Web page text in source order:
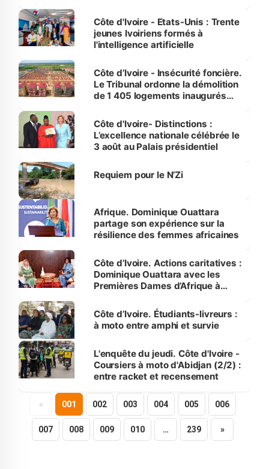
sur la scène internationale »
Côte d'Ivoire - Etats-Unis : Trente
jeunes Ivoiriens formés à
l'intelligence artificielle
Côte d’Ivoire - Insécurité foncière.
Le Tribunal ordonne la démolition
de 1 405 logements inaugurés
Bassam
Côte d'Ivoire- Distinctions :
L’excellence nationale célébrée le
3 août au Palais présidentiel
Requiem pour le N’Zi
Afrique. Dominique Ouattara
partage son expérience sur la
résilience des femmes africaines
Côte d’Ivoire. Actions caritatives :
Dominique Ouattara avec les
Premières Dames d’Afrique à
Côte d’Ivoire. Étudiants-livreurs :
à moto entre amphi et survie
L'enquête du jeudi. Côte d'Ivoire -
Coursiers à moto d'Abidjan (2/2) :
entre racket et recensement
« 001 002 003 004 005 006
007 008 009 010 … 239 »